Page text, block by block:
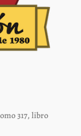
317, libro